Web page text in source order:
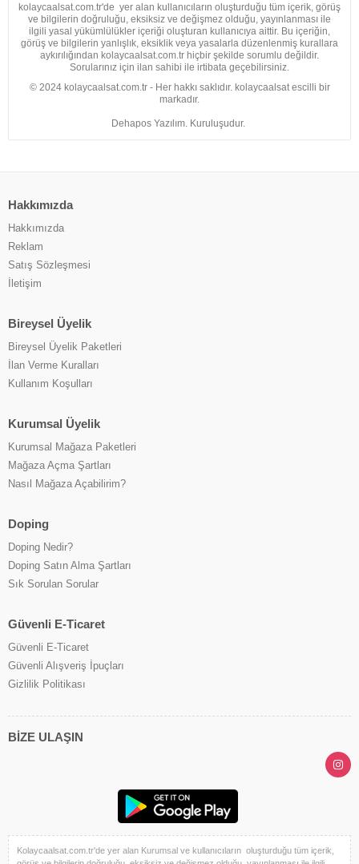
kolaycaalsat.com.tr'de yer alan kullanıcıların oluşturduğu tüm içerik, görüş
ve bilgilerin doğruluğu, eksiksiz ve değişmez olduğu, yayınlanması ile
ilgili yasal yükümlülükler içeriği oluşturan kullanıcıya aittir. Bu içeriğin,
görüş ve bilgilerin yanlışlık, eksiklik veya yasalarla düzenlenmiş kurallara
aykırılığından kolaycaalsat.com.tr hiçbir şekilde sorumlu değildir.
Sorularınız için ilan sahibi ile irtibata geçebilirsiniz.
© 2024 kolaycaalsat.com.tr - Her hakkı saklıdır. kolaycaalsat escilli bir
markadır.
Dehapos Yazılım. Kuruluşudur.
Hakkımızda
Hakkımızda
Reklam
Satış Sözleşmesi
İletişim
Bireysel Üyelik
Bireysel Üyelik Paketleri
İlan Verme Kuralları
Kullanım Koşulları
Kurumsal Üyelik
Kurumsal Mağaza Paketleri
Mağaza Açma Şartları
Nasıl Mağaza Açabilirim?
Doping
Doping Nedir?
Doping Satın Alma Şartları
Sık Sorulan Sorular
Güvenli E-Ticaret
Güvenli E-Ticaret
Güvenli Alışveriş İpuçları
Gizlilik Politikası
BİZE ULAŞIN
Kolaycaalsat.com.tr'de yer alan Kurumsal ve kullanıcıların oluşturduğu tüm içerik,